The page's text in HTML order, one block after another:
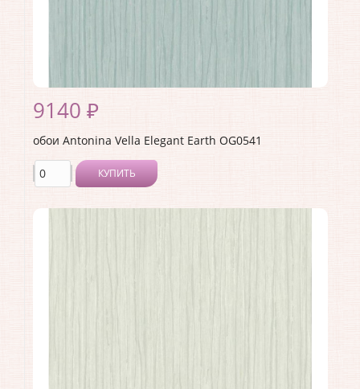
9140 ₽
обои Antonina Vella Elegant Earth OG0541
КУПИТЬ
Производитель:Antonina Vella
Коллекция:Elegant Earth